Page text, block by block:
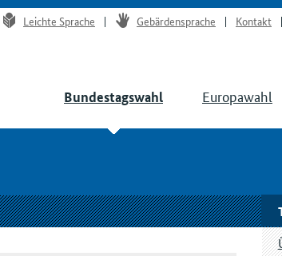
Leichte Sprache Gebärdensprache Kontakt
Bundestagswahl Europawahl